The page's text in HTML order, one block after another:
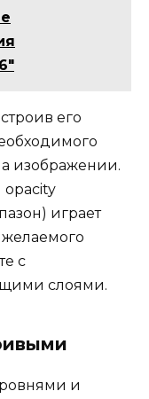
его
изображении.
играет
с
слоями.
и